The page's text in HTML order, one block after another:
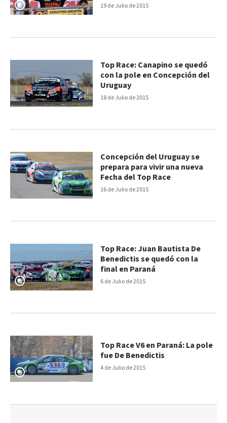
19 de Julio de 2015
18 de Julio de 2015
Top Race: Canapino se quedó
con la pole en Concepción del
Uruguay
16 de Julio de 2015
Concepción del Uruguay se
prepara para vivir una nueva
Fecha del Top Race
6 de Julio de 2015
Top Race: Juan Bautista De
Benedictis se quedó con la
final en Paraná
4 de Julio de 2015
Top Race V6 en Paraná: La pole
fue De Benedictis